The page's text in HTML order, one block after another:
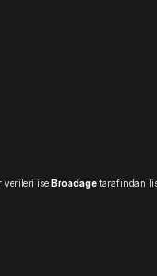
verileri ise Broadage tarafından